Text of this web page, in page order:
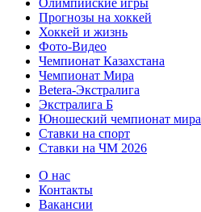
Олимпийские игры
Прогнозы на хоккей
Хоккей и жизнь
Фото-Видео
Чемпионат Казахстана
Чемпионат Мира
Betera-Экстралига
Экстралига Б
Юношеский чемпионат мира
Ставки на спорт
Ставки на ЧМ 2026
О нас
Контакты
Вакансии